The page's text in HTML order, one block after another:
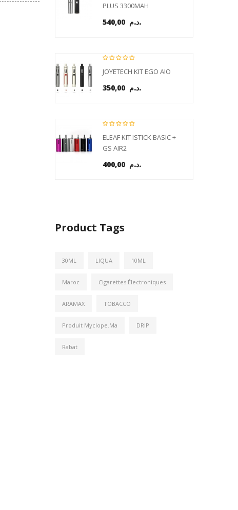
PLUS 3300MAH
540,00 د.م.
JOYETECH KIT EGO AIO
350,00 د.م.
ELEAF KIT ISTICK BASIC +
GS AIR2
400,00 د.م.
Product Tags
30ML LIQUA 10ML
Maroc Cigarettes Électroniques
ARAMAX TOBACCO
Produit Myclope.ma DRIP
Rabat